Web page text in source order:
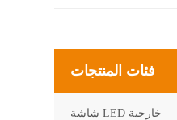
فئات المنتجات
شاشة LED خارجية